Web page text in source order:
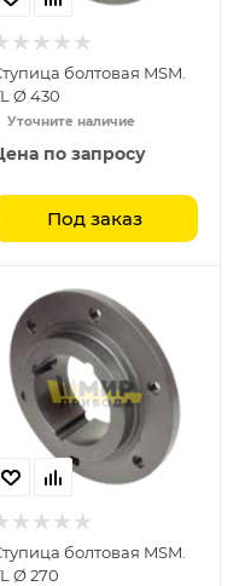
болтовая MSM.
Ø 430
Уточните наличие
по запросу
Под заказ
болтовая MSM.
Ø 270